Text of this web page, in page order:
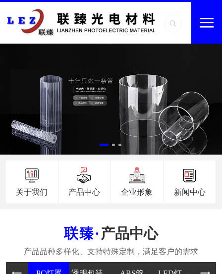
关于我们 产品中心 企业形象 新闻中心
产品中心